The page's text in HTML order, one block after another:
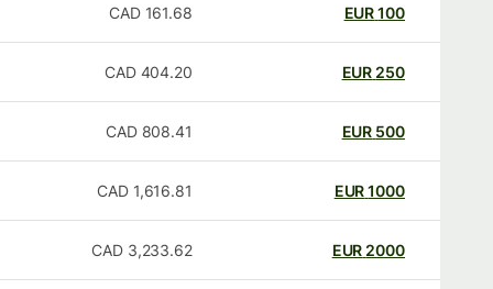
100
EUR
161.68
CAD
250
EUR
404.20
CAD
500
EUR
808.41
CAD
1000
EUR
1,616.81
CAD
2000
EUR
3,233.62
CAD